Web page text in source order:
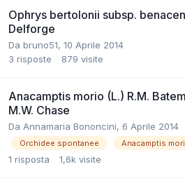
Ophrys bertolonii subsp.
Delforge
Da bruno51, 10 Aprile 2014
3 risposte 879 visite
Anacamptis morio (L.) R.M.
M.W. Chase
Da Annamaria Bononcini, 6 Aprile 2014
Orchidee spontanee Anacamptis
1 risposta 1,6k visite